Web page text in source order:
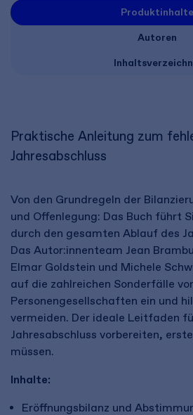
Produktinhalte
Autoren
Praktische Anleitung zum
Jahresabschluss
Von den Grundregeln der
und Offenlegung: Das Buch führt
durch den gesamten Ablauf des
Das Autor:innenteam Jean
Elmar Goldstein und Michele
auf die zahlreichen Sonderfälle
Personengesellschaften ein und
vermeiden. Der ideale Leitfaden
Jahresabschluss vorbereiten,
müssen.
Inhalte:
Eröffnungsbilanz und